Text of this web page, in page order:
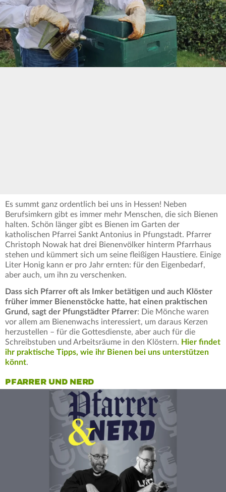
Es summt ganz ordentlich bei uns in Hessen! Neben
Berufsimkern gibt es immer mehr Menschen, die sich Bienen
halten. Schön länger gibt es Bienen im Garten der
katholischen Pfarrei Sankt Antonius in Pfungstadt. Pfarrer
Christoph Nowak hat drei Bienenvölker hinterm Pfarrhaus
stehen und kümmert sich um seine fleißigen Haustiere. Einige
Liter Honig kann er pro Jahr ernten: für den Eigenbedarf,
aber auch, um ihn zu verschenken.
Dass sich Pfarrer oft als Imker betätigen und auch Klöster
früher immer Bienenstöcke hatte, hat einen praktischen
Grund, sagt der Pfungstädter Pfarrer: Die Mönche waren
vor allem am Bienenwachs interessiert, um daraus Kerzen
herzustellen – für die Gottesdienste, aber auch für die
Schreibstuben und Arbeitsräume in den Klöstern. Hier findet
ihr praktische Tipps, wie ihr Bienen bei uns unterstützen
könnt.
PFARRER UND NERD